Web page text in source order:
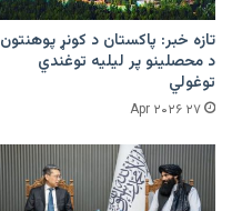
تازه خبر: پاکستان د کونړ پوهنتون
د محصلینو پر لیلیه توغندي
توغولي
۲۷ Apr ۲۰۲۶